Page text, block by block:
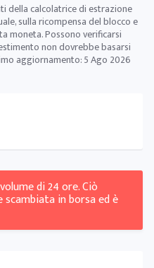
di 24 ore. Ciò
in borsa ed è
della calcolatrice di estrazione
sulla ricompensa del blocco e
moneta. Possono verificarsi
non dovrebbe basarsi
aggiornamento:5 Ago 2026